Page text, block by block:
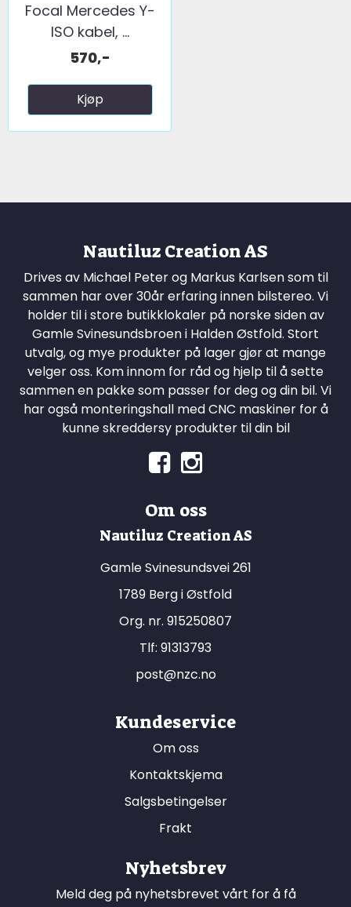
Focal Mercedes Y-
ISO kabel, ...
570,-
Kjøp
Nautiluz Creation AS
Drives av Michael Peter og Markus Karlsen som til
sammen har over 30år erfaring innen bilstereo. Vi
holder til i store butikklokaler på norske siden av
Gamle Svinesundsbroen i Halden Østfold. Stort
utvalg, og mye produkter på lager gjør at mange
velger oss. Kom innom for råd og hjelp til å sette
sammen en pakke som passer for deg og din bil. Vi
har også monteringshall med CNC maskiner for å
kunne skreddersy produkter til din bil
Om oss
Nautiluz Creation AS
Gamle Svinesundsvei 261
1789 Berg i Østfold
Org. nr. 915250807
Tlf: 91313793
post@nzc.no
Kundeservice
Om oss
Kontaktskjema
Salgsbetingelser
Frakt
Nyhetsbrev
Meld deg på nyhetsbrevet vårt for å få